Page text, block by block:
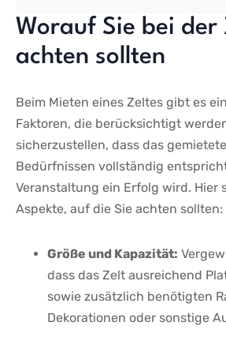
Worauf ‌Sie ⁤bei der
achten sollten
Beim Mieten eines Zeltes gibt‍ es
Faktoren, die berücksichtigt
sicherzustellen,‌ dass das
‌Bedürfnissen vollständig
Veranstaltung‌ ein ‌Erfolg‍ wird. Hier
Aspekte, auf die Sie achten sollten:
Größe und⁢ Kapazität:
dass das Zelt ausreichend
sowie zusätzlich benötigten
Dekorationen ⁤oder sonstige